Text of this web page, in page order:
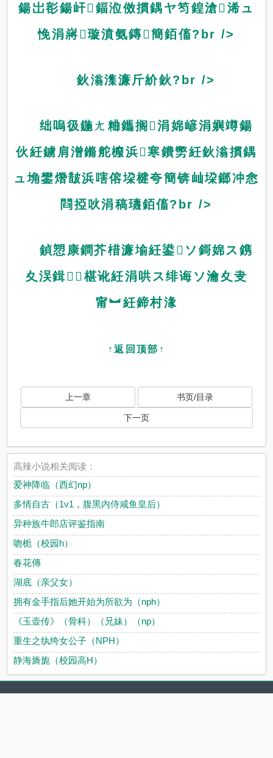
鍚岀彮鍚屽鍢涖傚摜鍝ヤ笉鍠滄浠ュ
悗涓嶈璇濆氨鏄簡銆傗?br />
鈥滃潗濂斤紒鈥?br />
绌嗚彶鍦ㄤ粬鑴搁涓婂嵃涓嬩竴鍚
伙紝鐪肩潧鏅舵櫠浜寒鐨勶紝鈥滃摜鍝
ュ埆鐢熸皵浜嗐傛垜楗夸簡锛屾垜鎯冲悆
閰掗吙涓稿瓙銆傗?br />
鍞愬康鐧芥棤濂堬紝鍙ソ鎶婂ス鎸
夊洖鍓┚椹讹紝涓哄ス绯诲ソ瀹夊叏
甯︼紝鍗村湪
↑返回顶部↑
上一章 书页/目录
下一页
高辣小说相关阅读：
爱神降临（西幻np）
多情自古（1v1，腹黑内侍咸鱼皇后）
异种族牛郎店评鉴指南
吻栀（校园h）
春花傳
湖底（亲父女）
拥有金手指后她开始为所欲为（nph）
《玉壶传》（骨科）（兄妹）（np）
重生之纨绔女公子（NPH）
静海旖旎（校园高H）